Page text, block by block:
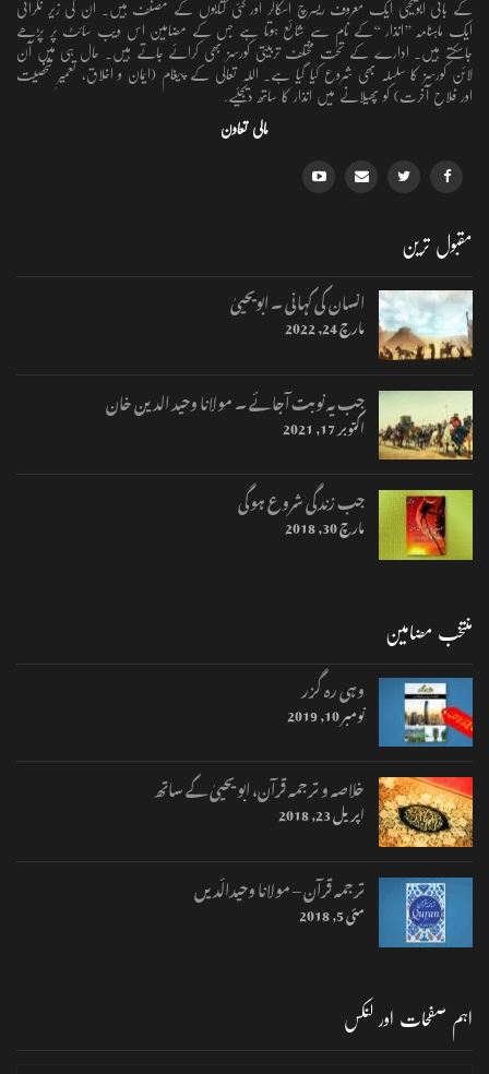
کے بانی ابویحییٰ ایک معروف ریسرچ اسکالر اور کئی کتابوں کے مصنف ہیں۔ ان کی زیر نگرانی
ایک ماہنامہ ’’انذار ‘‘کے نام سے شائع ہوتا ہے جس کے مضامین اس ویب سائٹ پر پڑھے
جاسکتے ہیں۔ ادارے کے تحت مختلف تربیتی کورسز بھی کرائے جاتے ہیں۔ حال ہی میں آن
لائن کورسز کا سلسلہ بھی شروع کیا گیا ہے۔ اللہ تعالٰی کے پیغام (ایمان و اخلاق، تعمیرِ شخصیت
اور فلاحِ آخرت) کو پھیلانے میں انذار کا ساتھ دیجئیے.
مالی تعاون
مقبول ترین
انسان کی کہانی ۔ ابویحییٰ
مارچ 24, 2022
جب یہ نوبت آجائے ۔ مولانا وحید الدین خان
اکتوبر 17, 2021
جب زندگی شروع ہوگی
مارچ 30, 2018
منتخب مضامین
وہی رہ گزر
نومبر 10, 2019
خلاصہ و ترجمہ قرآن، ابو یحییٰ کے ساتھ
اپریل 23, 2018
ترجمہ قرآن – مولانا وحیدالّدیں
مئی 5, 2018
اہم صفحات اور لنکس